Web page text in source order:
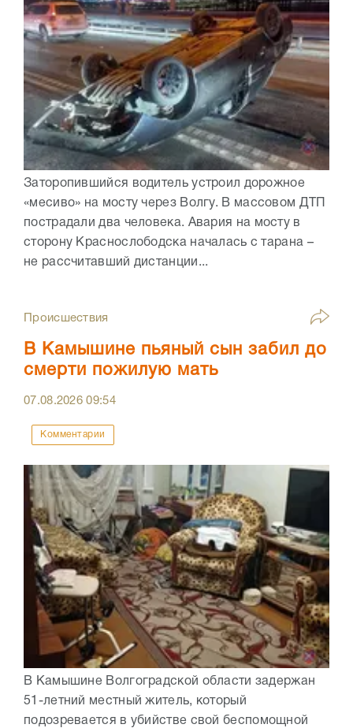
Заторопившийся водитель устроил дорожное
«месиво» на мосту через Волгу. В массовом ДТП
пострадали два человека. Авария на мосту в
сторону Краснослободска началась с тарана –
не рассчитавший дистанции...
Происшествия
В Камышине пьяный сын забил до
смерти пожилую мать
07.08.202609:54
Комментарии
В Камышине Волгоградской области задержан
51-летний местный житель, который
подозревается в убийстве свой беспомощной